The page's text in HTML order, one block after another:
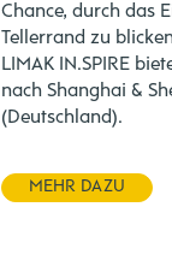
Chance, durch das
Tellerrand zu
LIMAK IN.SPIRE
nach Shanghai &
(Deutschland).
MEHR DAZU